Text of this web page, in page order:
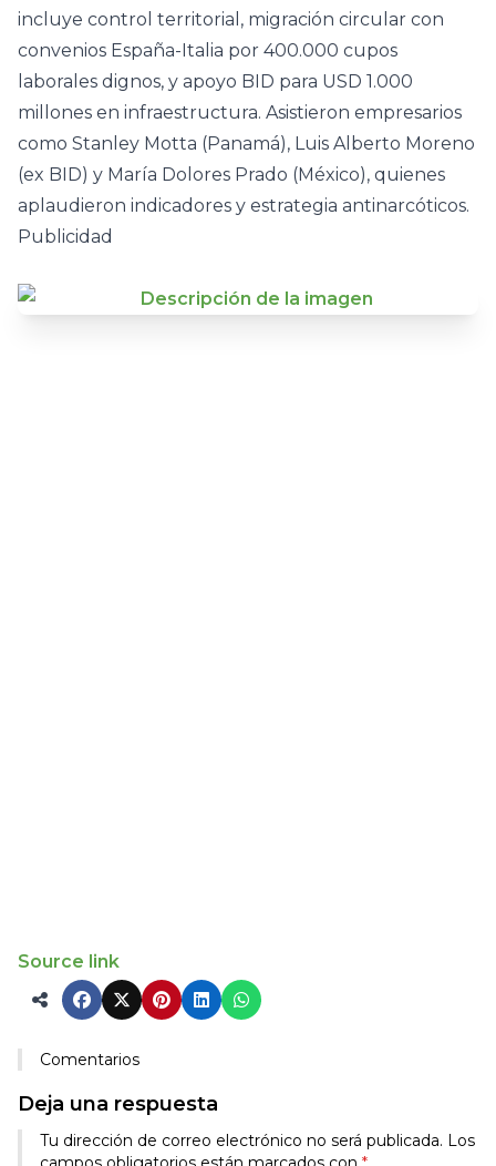
incluye control territorial, migración circular con
convenios España-Italia por 400.000 cupos
laborales dignos, y apoyo BID para USD 1.000
millones en infraestructura. Asistieron empresarios
como Stanley Motta (Panamá), Luis Alberto Moreno
(ex BID) y María Dolores Prado (México), quienes
aplaudieron indicadores y estrategia antinarcóticos.
Publicidad
Source link
Comentarios
Deja una respuesta
Tu dirección de correo electrónico no será publicada. Los